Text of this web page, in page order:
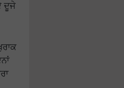
ਦੂਜੇ